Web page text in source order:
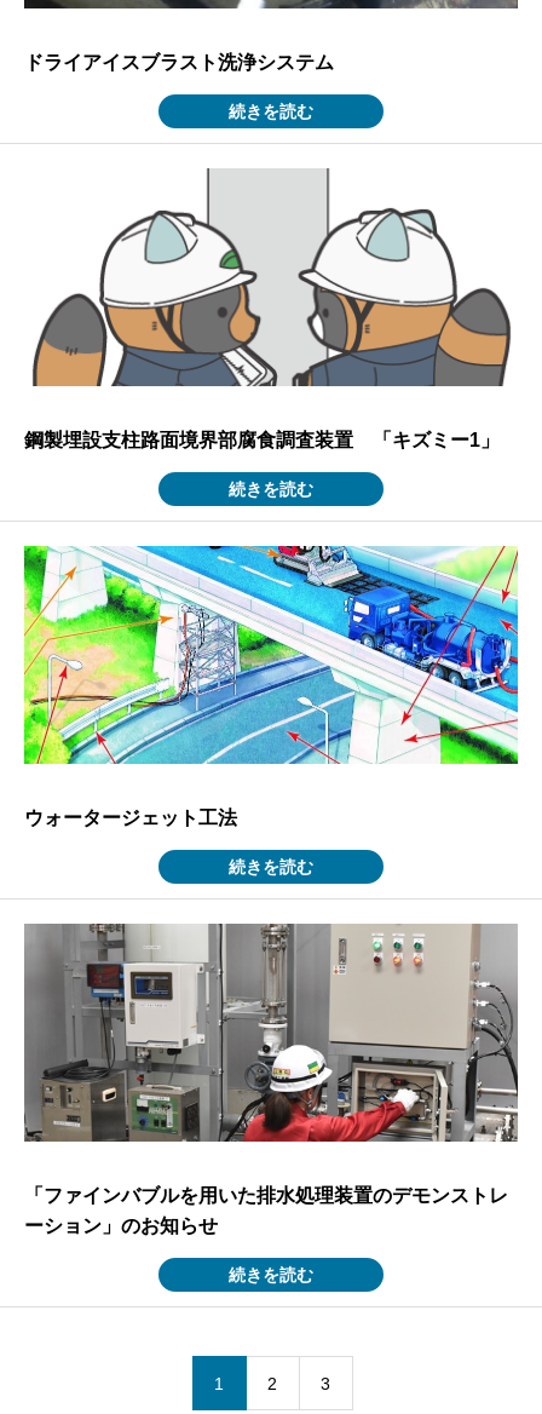
ドライアイスブラスト洗浄システム
続きを読む
鋼製埋設支柱路面境界部腐食調査装置 「キズミー1」
続きを読む
ウォータージェット工法
続きを読む
「ファインバブルを用いた排水処理装置のデモンストレ
ーション」のお知らせ
続きを読む
1 2 3